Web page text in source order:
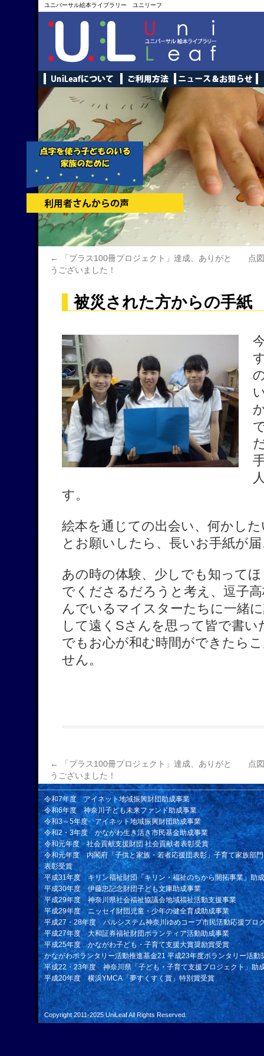
ユニバーサル絵本ライブラリー ユニリーフ
←
「プラス100冊プロジェクト」達成、ありがと
うございました！
点
被災された方からの手紙
す。
絵本を通じての出会い、何かし
とお願いしたら、長いお手紙が
あの時の体験、少しでも知って
でくださるだろうと考え、逗子
んでいるマイスターたちに一緒
して遠くSさんを思って皆で書
でもお心が和む時間ができたら
せん。
←
「プラス100冊プロジェクト」達成、ありがと
うございました！
点
令和7年度 アイネット地域振興財団助成事業
令和6年度 神奈川子ども未来ファンド助成事業
令和3～5年度 アイネット地域振興財団助成事業
令和2・3年度 かながわ生き活き市民基金助成事業
令和元年度 社会貢献支援財団 社会貢献者表彰受賞
令和元年度 内閣府「子供と家族・若者応援団表彰」子育て家族部
表彰受賞
平成31年度 キリン福祉財団「キリン・福祉のちから開拓事業」助
平成30年度 伊藤忠記念財団子ども文庫助成事業
平成29年度 神奈川県社会福祉協議会地域福祉活動支援事業
平成29年度 ニッセイ財団児童・少年の健全育成助成事業
平成27・28年度 パルシステム神奈川ゆめコープ市民活動応援プロ
平成27年度 大和証券福祉財団ボランティア活動助成事業
平成25年度 かながわ子ども・子育て支援大賞奨励賞受賞
かながわボランタリー活動推進基金21 平成23年度ボランタリー活動
平成22・23年度 神奈川県「子ども・子育て支援プロジェクト」助
平成20年度 横浜YMCA「夢すくすく賞」特別賞受賞
Copyright 2011-2025 UniLeafAll Rights Reserved.